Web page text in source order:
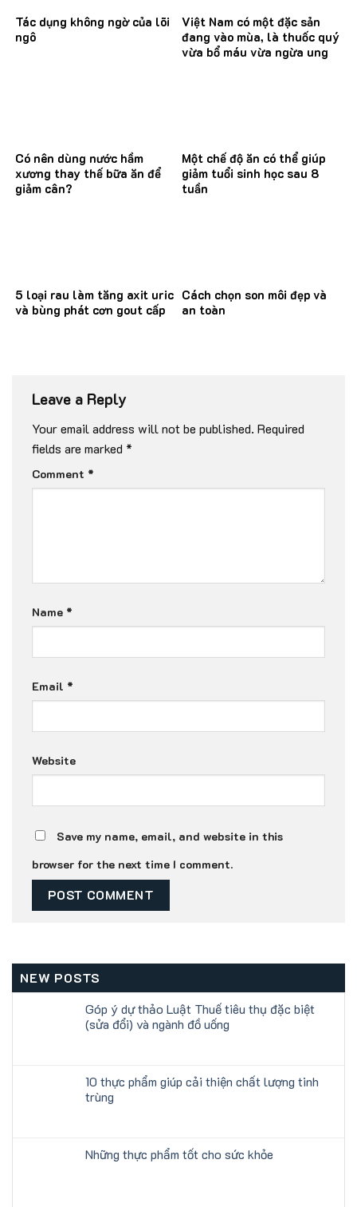
Tác dụng không ngờ của lõi
ngô
Việt Nam có một đặc sản
đang vào mùa, là thuốc quý
vừa bổ máu vừa ngừa ung
Có nên dùng nước hầm
xương thay thế bữa ăn để
giảm cân?
Một chế độ ăn có thể giúp
giảm tuổi sinh học sau 8
tuần
5 loại rau làm tăng axit uric
và bùng phát cơn gout cấp
Cách chọn son môi đẹp và
an toàn
Leave a Reply
Your email address will not be published. Required
fields are marked *
Comment *
Name *
Email *
Website
Save my name, email, and website in this
browser for the next time I comment.
NEW POSTS
Góp ý dự thảo Luật Thuế tiêu thụ đặc biệt
(sửa đổi) và ngành đồ uống
10 thực phẩm giúp cải thiện chất lượng tinh
trùng
Những thực phẩm tốt cho sức khỏe